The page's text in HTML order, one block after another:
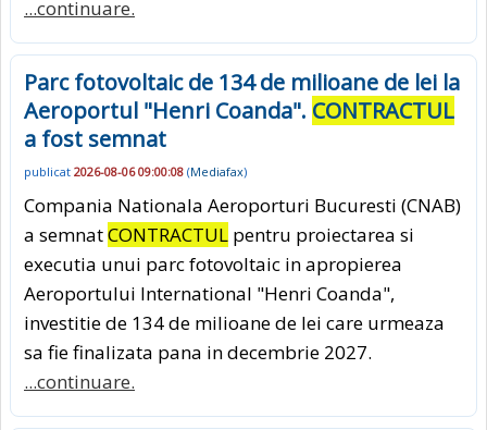
...continuare.
Parc fotovoltaic de 134 de milioane de lei la
Aeroportul "Henri Coanda". CONTRACTUL
a fost semnat
publicat 2026-08-06 09:00:08 (Mediafax)
Compania Nationala Aeroporturi Bucuresti (CNAB)
a semnatCONTRACTUL pentru proiectarea si
executia unui parc fotovoltaic in apropierea
Aeroportului International "Henri Coanda",
investitie de 134 de milioane de lei care urmeaza
sa fie finalizata pana in decembrie 2027.
...continuare.